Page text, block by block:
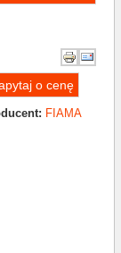
o cenę
FIAMA